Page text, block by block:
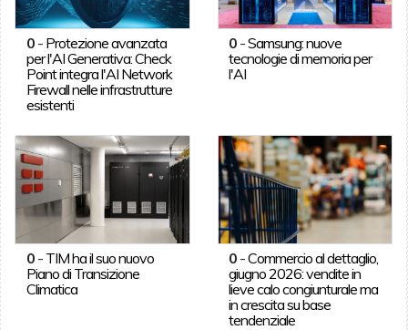
0- Protezione avanzata
per l'AI Generativa: Check
Point integra l'AI Network
Firewall nelle infrastrutture
esistenti
0 -Samsung: nuove
tecnologie di memoria per
l'AI
0- TIM ha il suo nuovo
Piano di Transizione
Climatica
0 -Commercio al dettaglio,
giugno 2026: vendite in
lieve calo congiunturale ma
in crescita su base
tendenziale